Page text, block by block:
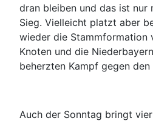
dran bleiben und das ist nur
Sieg. Vielleicht platzt aber
wieder die Stammformation
Knoten und die
beherzten Kampf gegen den
Auch der Sonntag bringt